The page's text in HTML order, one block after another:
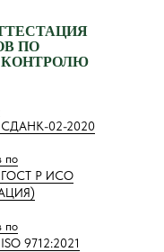
ПО
СДАНК-02-2020
по
ГОСТ Р ИСО
по
9712:2021